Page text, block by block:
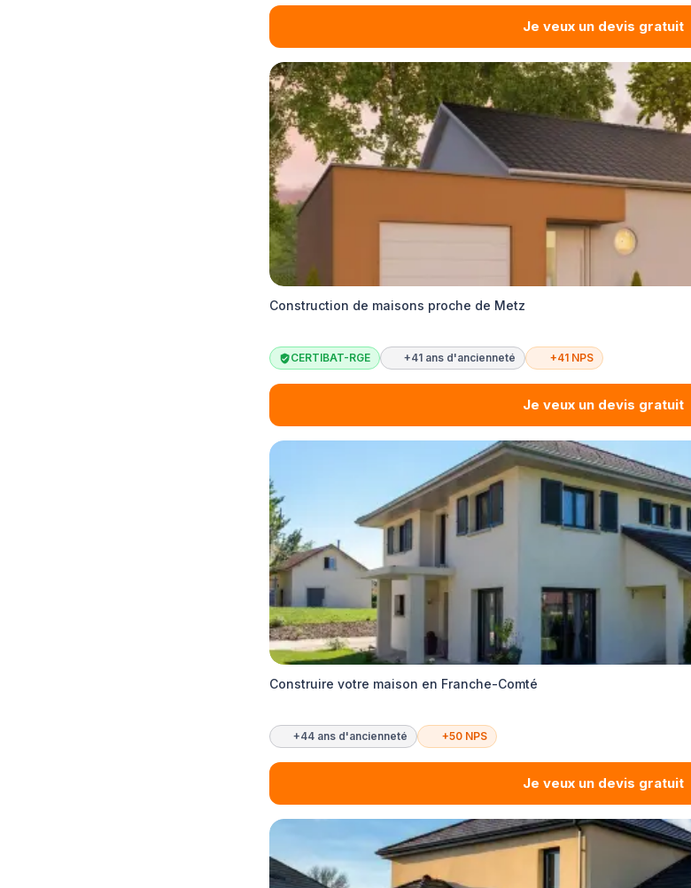
Je veux un devis gratuit
Construction de maisons proche de Metz
CERTIBAT-RGE +41 ans d'ancienneté +41 NPS
Je veux un devis gratuit
Construire votre maison en Franche-Comté
+44 ans d'ancienneté +50 NPS
Je veux un devis gratuit